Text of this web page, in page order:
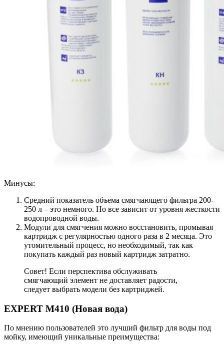
Минусы:
Средний показатель объема смягчающего фильтра 200-
250 л – это немного. Но все зависит от уровня жесткости
водопроводной воды.
Модули для смягчения можно восстановить, промывая
картридж с регулярностью одного раза в 2 месяца. Это
утомительный процесс, но необходимый, так как
покупать каждый раз новый картридж затратно.
Совет! Если перспектива обслуживать
смягчающий элемент не доставляет радости,
следует выбрать модели без картриджей.
EXPERT М410 (Новая вода)
По мнению пользователей это лучший фильтр для воды под
мойку, имеющий уникальные преимущества: